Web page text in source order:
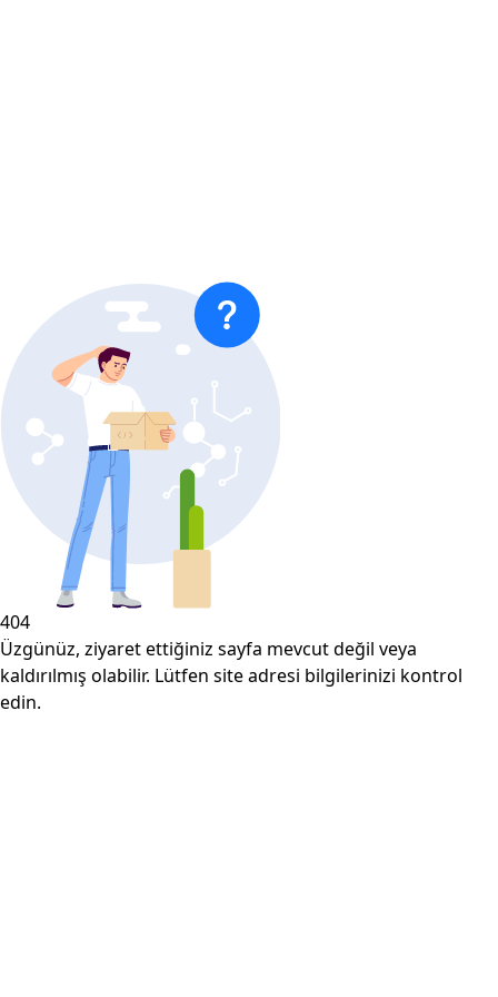
404
Üzgünüz, ziyaret ettiğiniz sayfa mevcut değil veya
kaldırılmış olabilir. Lütfen site adresi bilgilerinizi kontrol
edin.